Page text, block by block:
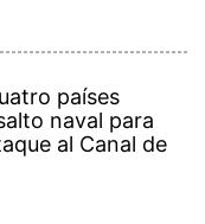
países
naval para
al Canal de